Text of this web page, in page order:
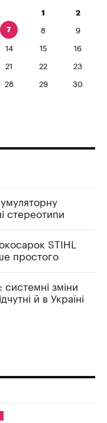
1 2
7 8 9
14 15 16
21 22 23
28 29 30
стереотипи
STIHL
простого
зміни
й в Україні